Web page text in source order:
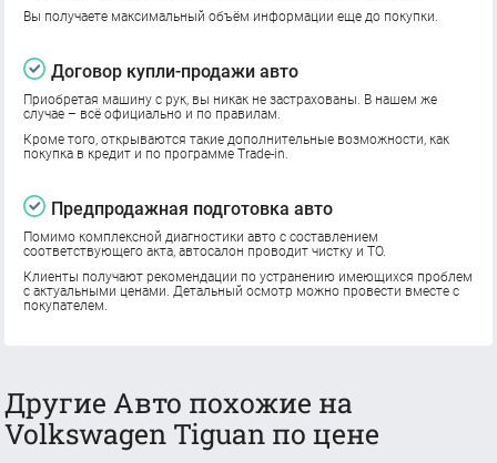
Вы получаете максимальный объём информации еще до покупки.
Договор купли-продажи авто
Приобретая машину с рук, вы никак не застрахованы. В нашем же
случае – всё официально и по правилам.
Кроме того, открываются такие дополнительные возможности, как
покупка в кредит и по программе Trade-in.
Предпродажная подготовка авто
Помимо комплексной диагностики авто с составлением
соответствующего акта, автосалон проводит чистку и ТО.
Клиенты получают рекомендации по устранению имеющихся проблем
с актуальными ценами. Детальный осмотр можно провести вместе с
покупателем.
Другие Авто похожие на
Volkswagen Tiguan по цене